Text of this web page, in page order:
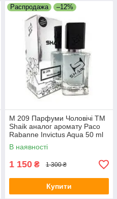
Распродажа –12%
M 209 Парфуми Чоловічі ТМ
Shaik аналог аромату Paco
Rabanne Invictus Aqua 50 ml
В наявності
1 150 ₴ 1 300 ₴
Купити